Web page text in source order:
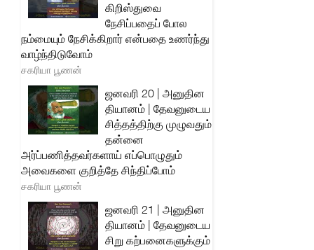
கிறிஸ்துவை
நேசிப்பதைப் போல
நம்மையும் நேசிக்கிறார் என்பதை உணர்ந்து
வாழ்ந்திடுவோம்
சகரியா பூணன்
ஜனவரி 20 | அனுதின
தியானம் | தேவனுடைய
சித்தத்திற்கு முழுவதும்
தன்னை
அர்ப்பணித்தவர்களாய் எப்பொழுதும்
அவைகளை குறித்தே சிந்திப்போம்
சகரியா பூணன்
ஜனவரி 21 | அனுதின
தியானம் | தேவனுடைய
சிறு கற்பனைகளுக்கும்